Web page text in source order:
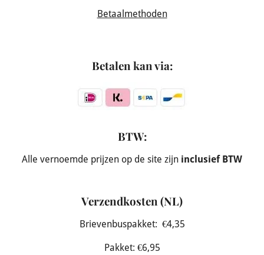
Betaalmethoden
Betalen kan via:
BTW:
Alle vernoemde prijzen op de site zijn inclusief BTW
Verzendkosten (NL)
Brievenbuspakket: €4,35
Pakket: €6,95